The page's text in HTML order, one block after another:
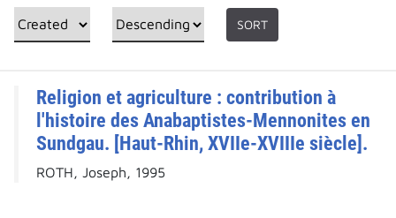
SORT
Religion et agriculture : contribution à
l'histoire des Anabaptistes-Mennonites en
Sundgau. [Haut-Rhin, XVIIe-XVIIIe siècle].
ROTH, Joseph, 1995